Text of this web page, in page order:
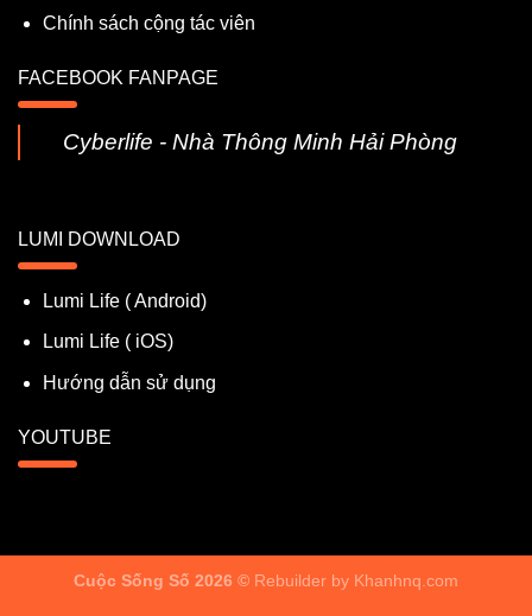
Chính sách cộng tác viên
FACEBOOK FANPAGE
Cyberlife - Nhà Thông Minh Hải Phòng
LUMI DOWNLOAD
Lumi Life ( Android)
Lumi Life ( iOS)
Hướng dẫn sử dụng
YOUTUBE
Cuộc Sống Số 2026 © Rebuilder by Khanhnq.com